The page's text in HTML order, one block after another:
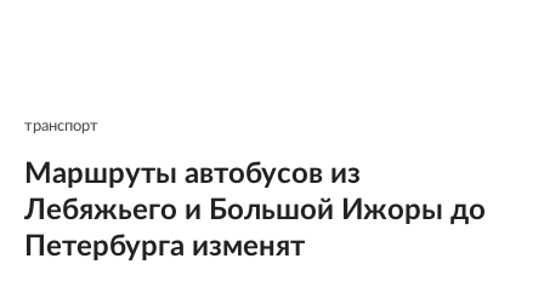
транспорт
Маршруты автобусов из
Лебяжьего и Большой Ижоры до
Петербурга изменят